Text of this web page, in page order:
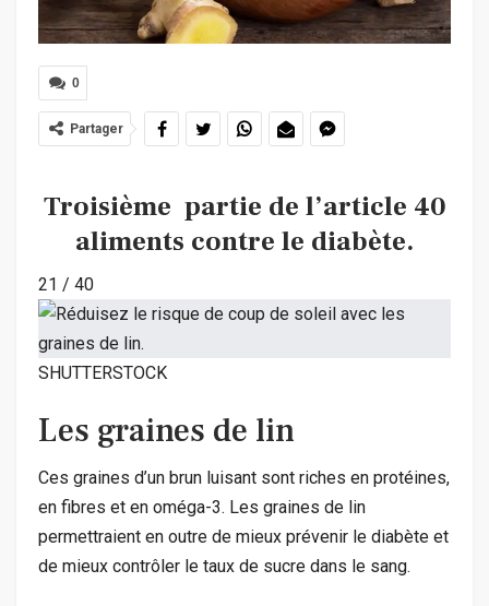
0
Partager
Troisième partie de l’article 40
aliments contre le diabète.
21 / 40
SHUTTERSTOCK
Les graines de lin
Ces graines d’un brun luisant sont riches en protéines,
en fibres et en oméga-3. Les graines de lin
permettraient en outre de mieux prévenir le diabète et
de mieux contrôler le taux de sucre dans le sang.